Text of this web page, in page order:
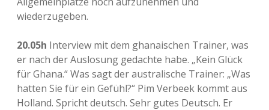
wiederzugeben.
20.05h Interview mit dem ghanaischen Trainer, was
er nach der Auslosung gedachte habe. „Kein Glück
für Ghana.“ Was sagt der australische Trainer: „Was
hatten Sie für ein Gefühl?“ Pim Verbeek kommt aus
Holland. Spricht deutsch. Sehr gutes Deutsch. Er